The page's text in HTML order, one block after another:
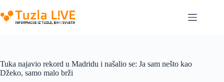
to
content
Tuka najavio rekord u Madridu i našalio se: Ja sam nešto kao
Džeko, samo malo brži